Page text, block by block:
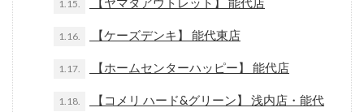
1.15.
1.16. 【ケーズデンキ】 能代東店
1.17. 【ホームセンターハッピー】 能代店
1.18.
【コメリ ハード&グリーン】 浅内店・能代